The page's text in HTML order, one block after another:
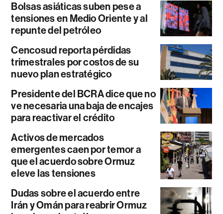
Bolsas asiáticas suben pese a
tensiones en Medio Oriente y al
repunte del petróleo
Cencosud reporta pérdidas
trimestrales por costos de su
nuevo plan estratégico
Presidente del BCRA dice que no
ve necesaria una baja de encajes
para reactivar el crédito
Activos de mercados
emergentes caen por temor a
que el acuerdo sobre Ormuz
eleve las tensiones
Dudas sobre el acuerdo entre
Irán y Omán para reabrir Ormuz